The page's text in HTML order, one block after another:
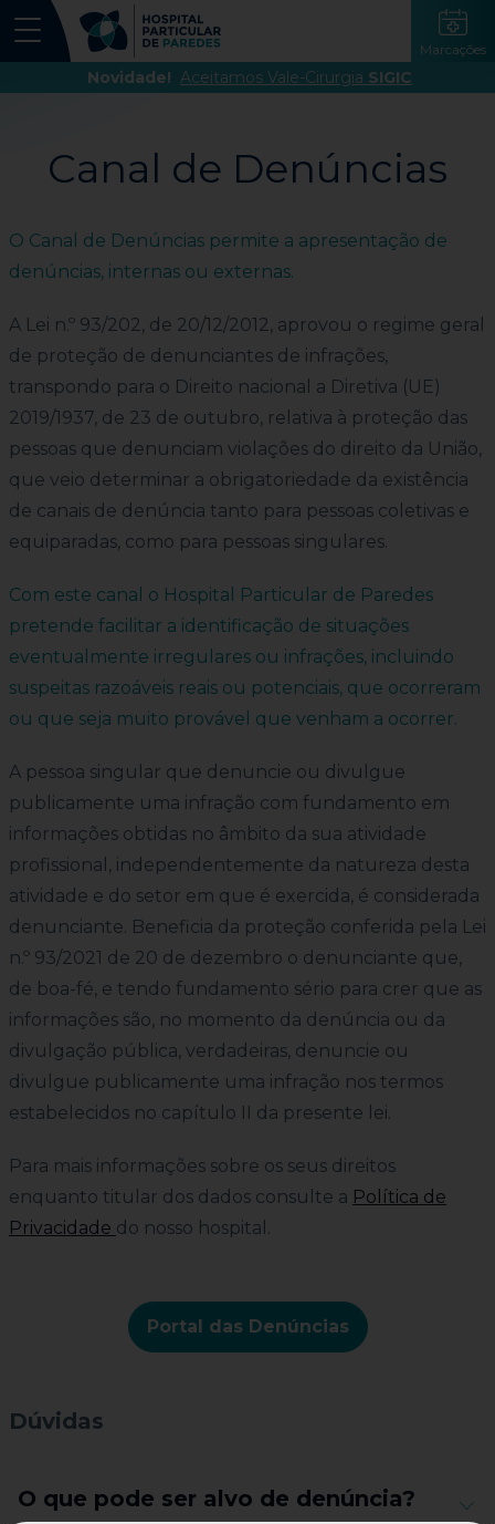
Marcações
Novidade! Aceitamos Vale-Cirurgia SIGIC
Canal de Denúncias
O Canal de Denúncias permite a apresentação de
denúncias, internas ou externas.
A Lei n.º 93/202, de 20/12/2012, aprovou o regime geral
de proteção de denunciantes de infrações,
transpondo para o Direito nacional a Diretiva (UE)
2019/1937, de 23 de outubro, relativa à proteção das
pessoas que denunciam violações do direito da União,
que veio determinar a obrigatoriedade da existência
de canais de denúncia tanto para pessoas coletivas e
equiparadas, como para pessoas singulares.
Com este canal o Hospital Particular de Paredes
pretende facilitar a identificação de situações
eventualmente irregulares ou infrações, incluindo
suspeitas razoáveis reais ou potenciais, que ocorreram
ou que seja muito provável que venham a ocorrer.
A pessoa singular que denuncie ou divulgue
publicamente uma infração com fundamento em
informações obtidas no âmbito da sua atividade
profissional, independentemente da natureza desta
atividade e do setor em que é exercida, é considerada
denunciante. Beneficia da proteção conferida pela Lei
n.º 93/2021 de 20 de dezembro o denunciante que,
de boa-fé, e tendo fundamento sério para crer que as
informações são, no momento da denúncia ou da
divulgação pública, verdadeiras, denuncie ou
divulgue publicamente uma infração nos termos
estabelecidos no capítulo II da presente lei.
Para mais informações sobre os seus direitos
enquanto titular dos dados consulte a Política de
Privacidade do nosso hospital.
Portal das Denúncias
Dúvidas
O que pode ser alvo de denúncia?